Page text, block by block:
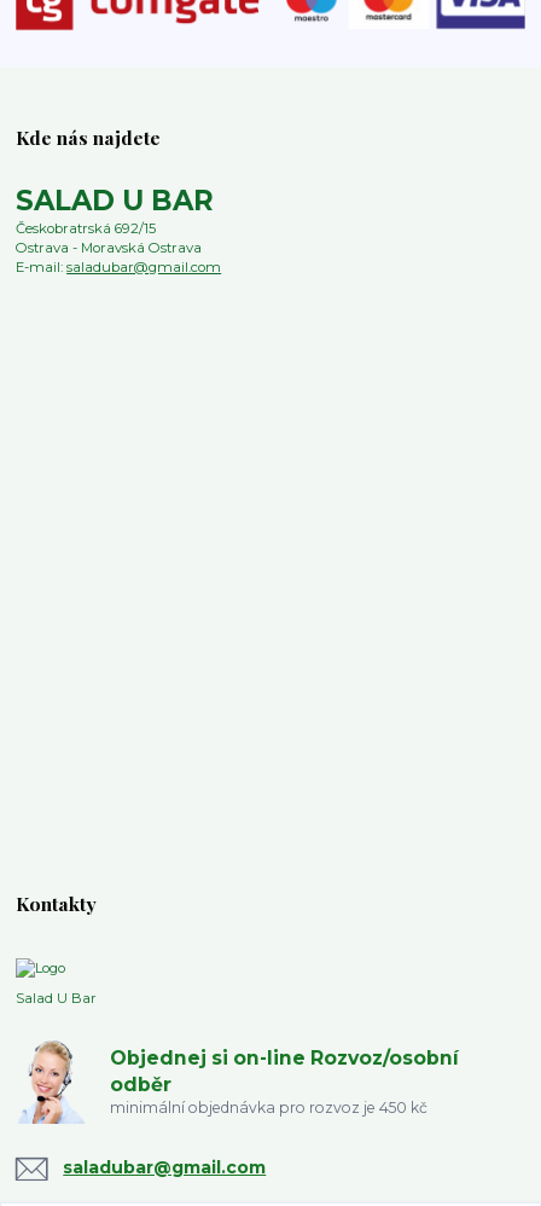
Kde nás najdete
SALAD U BAR
Českobratrská 692/15
Ostrava - Moravská Ostrava
E-mail:saladubar@gmail.com
Kontakty
Salad U Bar
Objednej si on-line Rozvoz/osobní
odběr
minimální objednávka pro rozvoz je 450 kč
saladubar@gmail.com